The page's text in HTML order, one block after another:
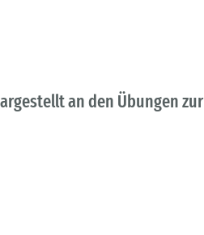
an den Übungen zur